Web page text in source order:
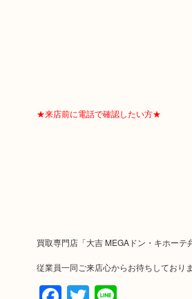
★来店前に電話で確認したい方★
買取専門店「大吉 MEGAドン・キホーテ
従業員一同ご来店心からお待ちしておりま